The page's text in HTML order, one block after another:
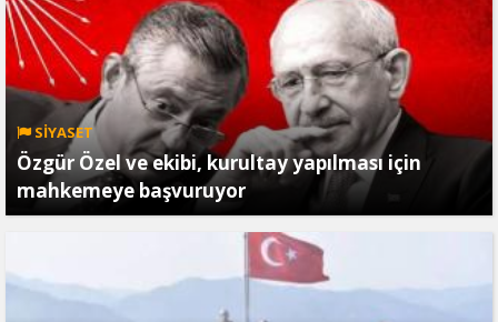
SİYASET
Özgür Özel ve ekibi, kurultay yapılması için
mahkemeye başvuruyor